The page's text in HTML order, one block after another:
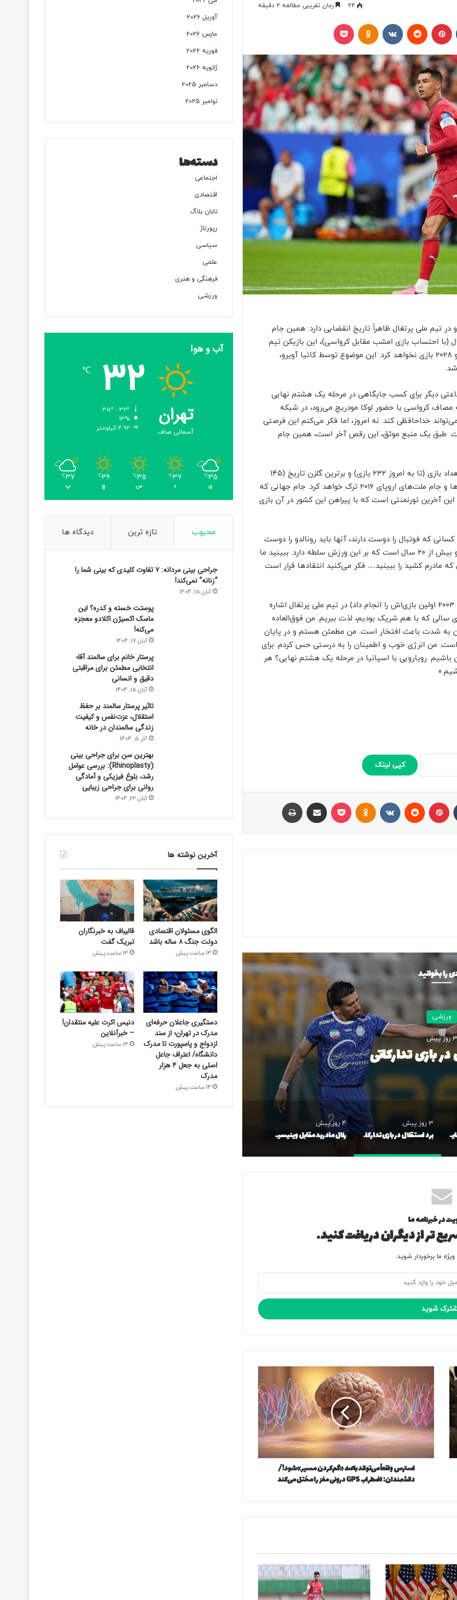
22 زمان تقریبی مطالعه 2 دقیقه
در تیم ملی پرتغال ظاهراً تاریخ انقضایی دارد: همین جام
پرتغال (با احتساب بازی امشب مقابل کرواسی)، این بازیکن تیم
ملی کشورش را ترک خواهد کرد و دو سال دیگر در یورو ۲۰۲۸ بازی نخواهد کرد. این موضوع توسط کاتیا آویرو،
شد.
دیگر برای کسب جایگاهی در مرحله یک‌ هشتم نهایی
مصاف کرواسی با حضور لوکا مودریچ می‌رود، در شبکه
خداحافظی کند. نه امروز، اما فکر می‌کنم این فرصتی
طبق یک منبع موثق، این رقص آخر است، همین جام
کریستیانو تیم ملی را به عنوان بازیکنی با بیشترین تعداد بازی (تا به امروز ۲۳۲ بازی) و برترین گلزن تاریخ (۱۴۵
گل) و پس از کسب سه عنوان قهرمانی: دو لیگ ملت‌ها و جام ملت‌های اروپای ۲۰۱۶ ترک خواهد کرد. جام جهانی که
آخرین تورنمنتی است که با پیراهن این کشور در آن بازی
که فوتبال را دوست دارند، آنها باید رونالدو را دوست
داشته باشند. آنها کسانی هستند که ضرر می‌کنند. او بیش از ۲۰ سال است که بر این ورزش سلطه دارد. ببینید ما
مادرم کشید را ببینید… فکر می‌کنید انتقادها قرار است
او همچنین به ۲۳ سال حضور کریستیانو (که در سال ۲۰۰۳ اولین بازی‌اش را انجام داد) در تیم ملی پرتغال اشاره
سالی که با هم شریک بودیم، لذت ببریم. من فوق‌العاده
به شدت باعث افتخار است. من مطمئن هستم و در پایان
من انرژی خوب و اطمینان را به درستی حس کردم. برای
رویارویی با اسپانیا در مرحله یک‌ هشتم نهایی؟ هر
کپی لینک
را بخوانید
ورزشی
3 روز پیش
بازی تدارکاتی رئال مادرید مقابل وینیسیوس کوتاه
حمایت ویژه از رامین رضاییان؛ برای استقلال جنگیده، به او احترام بگذارید!
3 روز پیش
برد استقلال در بازی تدارکاتی
4 روز پیش
رئال مادرید مقابل وینیسیوس کوتاه آمد؛ ستاره برزیلی در نزدیکی تمدید قرارداد
در خبرنامه ما
تر از دیگران دریافت کنید.
ما برخوردار شوید.
ت
ر
س
ا
ق
ع
ت
ب
ا
ع
ث
«
استرس واقعاً می‌تواند باعث «گم‌کردن مسیر» شود!/
دانشمندان: اضطراب GPS درونی مغز را مختل می‌کند
آوریل 2026
مارس 2026
فوریه 2026
ژانویه 2026
دسامبر 2025
نوامبر 2025
دسته‌ها
اجتماعی
اقتصادی
تابان بلاگ
رپورتاژ
سیاسی
علمی
فرهنگی و هنری
ورزشی
آب و هوا
تهران
آسمانی صاف
32
℃
13%
4.92 کیلومتر
35
℃
ی
37
℃
د
35
℃
س
36
℃
چ
37
℃
پ
محبوب تازه ترین دیدگاه ها
جراحی بینی مردانه: ۷ تفاوت کلیدی که بینی شما را
“زنانه” نمی‌کند!
آبان 15, 1404
پوستت خسته و کدره؟ این
ماسک اکسیژن اکلادو معجزه
می‌کنه!
آبان 17, 1404
پرستار خانم برای سالمند آقا؛
انتخابی مطمئن برای مراقبتی
دقیق و انسانی
آبان 15, 1404
تاثیر پرستار سالمند بر حفظ
استقلال، عزت‌نفس و کیفیت
زندگی سالمندان در خانه
آذر 5, 1404
بهترین سن برای جراحی بینی
(Rhinoplasty): بررسی عوامل
رشد، بلوغ فیزیکی و آمادگی
روانی برای جراحی زیبایی
آبان 22, 1404
آخرین نوشته ها
الگوی مسئولان اقتصادی
دولت جنگ ۸ ساله باشد
13 ساعت پیش
قالیباف به خبرنگاران
تبریک گفت
13 ساعت پیش
دستگیری جاعلان حرفه‌ای
مدرک در تهران؛ از سند
ازدواج و پاسپورت تا مدرک
دانشگاه/ اعتراف جاعل
اصلی به جعل ۴ هزار
مدرک
13 ساعت پیش
دنیس اکرت علیه منتقدان!
– خبرآنلاین
13 ساعت پیش